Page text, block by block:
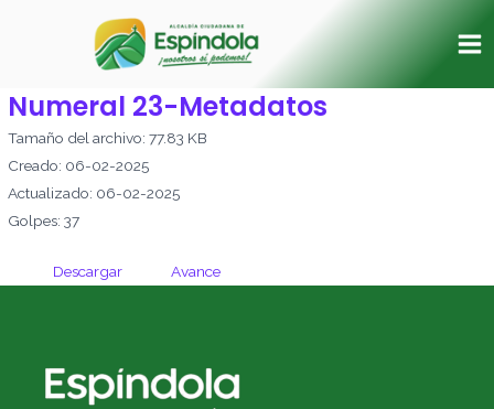
Numeral 23-Metadatos
Tamaño del archivo: 77.83 KB
Creado: 06-02-2025
Actualizado: 06-02-2025
Golpes: 37
Descargar Avance